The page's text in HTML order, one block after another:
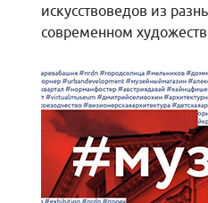
искусствоведов из
современном